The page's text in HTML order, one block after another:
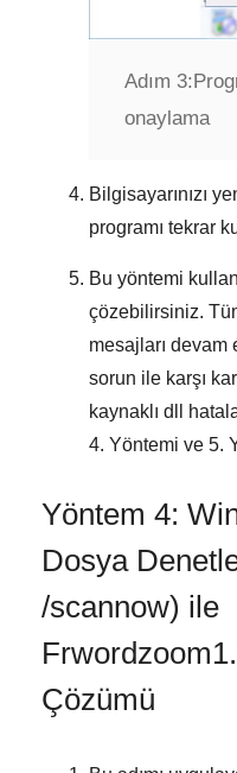
Adım 3:
onaylama
Bilgisayarınızı
programı tekrar
Bu yöntemi
çözebilirsiniz.
mesajları devam
sorun ile karşı
kaynaklı dll
4. Yöntemi ve 5.
Yöntem 4:
Dosya
/scannow) ile
Çözümü